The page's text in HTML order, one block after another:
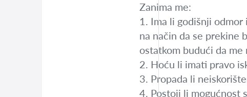
Zanima me:
1. Ima li godišnji
na način da se prekine
ostatkom budući da
2. Hoću li imati pravo
3. Propada li
4. Postoji li mogućnost